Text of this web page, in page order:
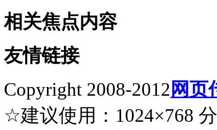
相关焦点内容
友情链接
Copyright 2008-2012 网页
☆建议使用：1024×768